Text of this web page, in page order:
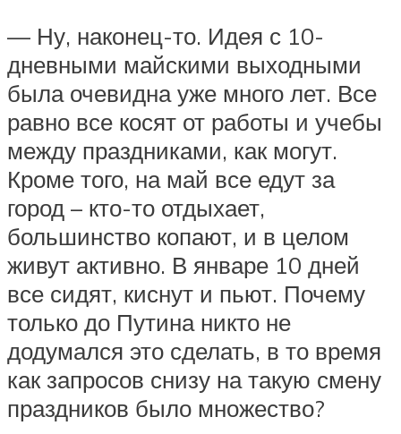
— Ну, наконец-то. Идея с 10-
дневными майскими выходными
была очевидна уже много лет. Все
равно все косят от работы и учебы
между праздниками, как могут.
Кроме того, на май все едут за
город – кто-то отдыхает,
большинство копают, и в целом
живут активно. В январе 10 дней
все сидят, киснут и пьют. Почему
только до Путина никто не
додумался это сделать, в то время
как запросов снизу на такую смену
праздников было множество?